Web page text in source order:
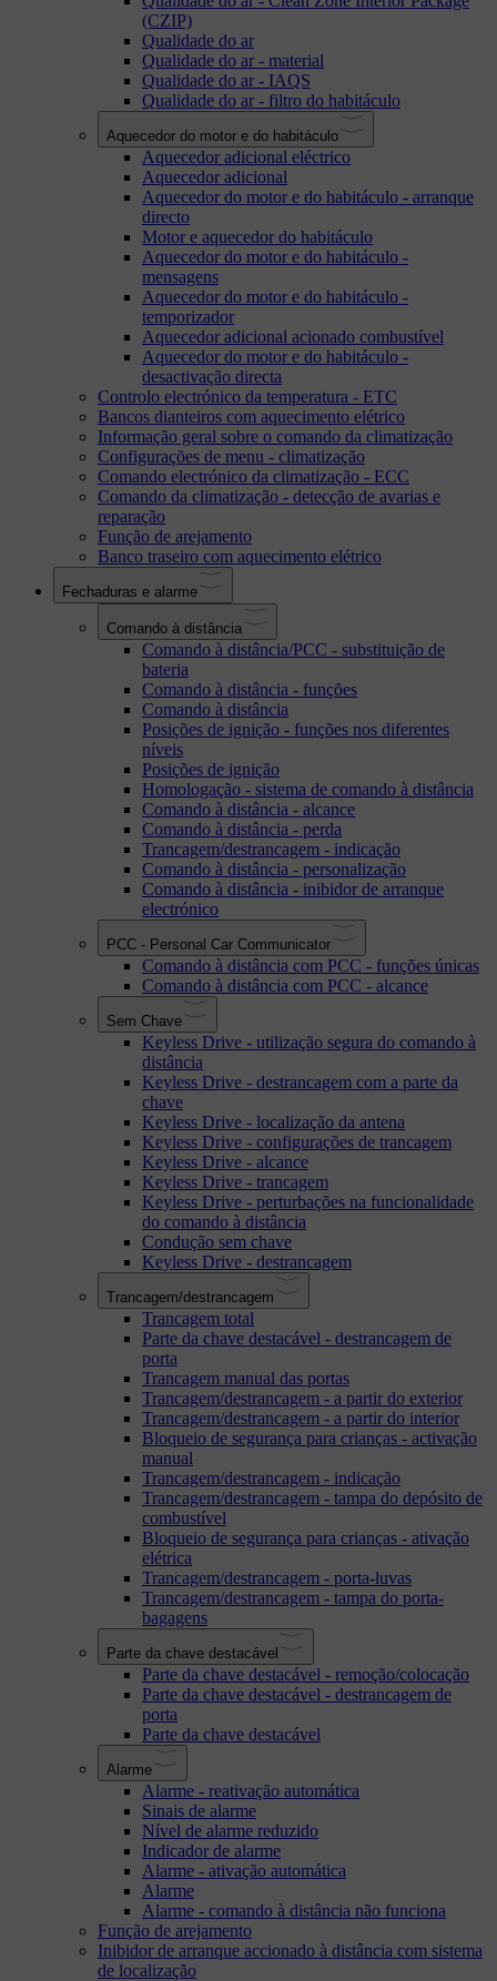
(CZIP)
Qualidade do ar
Qualidade do ar - material
Qualidade do ar - IAQS
Qualidade do ar - filtro do habitáculo
Aquecedor do motor e do habitáculo
Aquecedor adicional eléctrico
Aquecedor adicional
Aquecedor do motor e do habitáculo - arranque
directo
Motor e aquecedor do habitáculo
Aquecedor do motor e do habitáculo -
mensagens
Aquecedor do motor e do habitáculo -
temporizador
Aquecedor adicional acionado combustível
Aquecedor do motor e do habitáculo -
desactivação directa
Controlo electrónico da temperatura - ETC
Bancos dianteiros com aquecimento elétrico
Informação geral sobre o comando da climatização
Configurações de menu - climatização
Comando electrónico da climatização - ECC
Comando da climatização - detecção de avarias e
reparação
Função de arejamento
Banco traseiro com aquecimento elétrico
Fechaduras e alarme
Comando à distância
Comando à distância/PCC - substituição de
bateria
Comando à distância - funções
Comando à distância
Posições de ignição - funções nos diferentes
níveis
Posições de ignição
Homologação - sistema de comando à distância
Comando à distância - alcance
Comando à distância - perda
Trancagem/destrancagem - indicação
Comando à distância - personalização
Comando à distância - inibidor de arranque
electrónico
PCC - Personal Car Communicator
Comando à distância com PCC - funções únicas
Comando à distância com PCC - alcance
Sem Chave
Keyless Drive - utilização segura do comando à
distância
Keyless Drive - destrancagem com a parte da
chave
Keyless Drive - localização da antena
Keyless Drive - configurações de trancagem
Keyless Drive - alcance
Keyless Drive - trancagem
Keyless Drive - perturbações na funcionalidade
do comando à distância
Condução sem chave
Keyless Drive - destrancagem
Trancagem/destrancagem
Trancagem total
Parte da chave destacável - destrancagem de
porta
Trancagem manual das portas
Trancagem/destrancagem - a partir do exterior
Trancagem/destrancagem - a partir do interior
Bloqueio de segurança para crianças - activação
manual
Trancagem/destrancagem - indicação
Trancagem/destrancagem - tampa do depósito de
combustível
Bloqueio de segurança para crianças - ativação
elétrica
Trancagem/destrancagem - porta-luvas
Trancagem/destrancagem - tampa do porta-
bagagens
Parte da chave destacável
Parte da chave destacável - remoção/colocação
Parte da chave destacável - destrancagem de
porta
Parte da chave destacável
Alarme
Alarme - reativação automática
Sinais de alarme
Nível de alarme reduzido
Indicador de alarme
Alarme - ativação automática
Alarme
Alarme - comando à distância não funciona
Função de arejamento
Inibidor de arranque accionado à distância com sistema
de localização